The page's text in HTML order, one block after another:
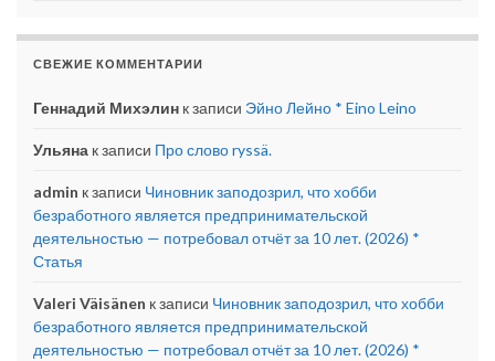
СВЕЖИЕ КОММЕНТАРИИ
Геннадий Михэлин к записи Эйно Лейно * Eino Leino
Ульяна к записи Про слово ryssä.
admin к записи Чиновник заподозрил, что хобби
безработного является предпринимательской
деятельностью — потребовал отчёт за 10 лет. (2026) *
Статья
Valeri Väisänen к записи Чиновник заподозрил, что хобби
безработного является предпринимательской
деятельностью — потребовал отчёт за 10 лет. (2026) *